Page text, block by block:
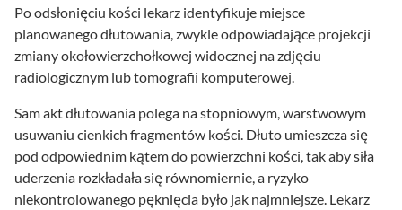
Po odsłonięciu kości lekarz identyfikuje miejsce
planowanego dłutowania, zwykle odpowiadające projekcji
zmiany okołowierzchołkowej widocznej na zdjęciu
radiologicznym lub tomografii komputerowej.
Sam akt dłutowania polega na stopniowym, warstwowym
usuwaniu cienkich fragmentów kości. Dłuto umieszcza się
pod odpowiednim kątem do powierzchni kości, tak aby siła
uderzenia rozkładała się równomiernie, a ryzyko
niekontrolowanego pęknięcia było jak najmniejsze. Lekarz